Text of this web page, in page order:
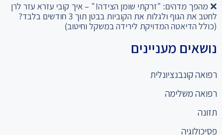
❌ מהפך מדהים: "זרקתי שומן הצידה!" – איך קובי עזרא עזר לרן
לחטב את הגוף ולגלות את הקוביות בבטן תוך 3 חודשים בלבד?
(כולל הדיאטה המדויקת לירידה במשקל וחיטוב)
נושאים מעניינים
רפואה קונבנציונלית
רפואה משלימה
תזונה
פסיכולוגיה